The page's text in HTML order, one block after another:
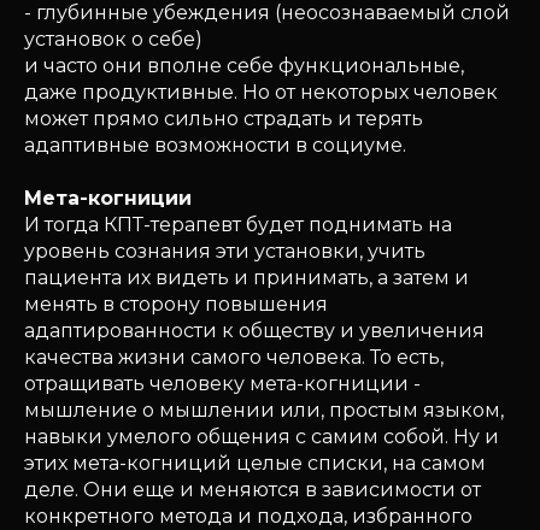
- глубинные убеждения (неосознаваемый слой
установок о себе)
и часто они вполне себе функциональные,
даже продуктивные. Но от некоторых человек
может прямо сильно страдать и терять
адаптивные возможности в социуме.
Мета-когниции
И тогда КПТ-терапевт будет поднимать на
уровень сознания эти установки, учить
пациента их видеть и принимать, а затем и
менять в сторону повышения
адаптированности к обществу и увеличения
качества жизни самого человека. То есть,
отращивать человеку мета-когниции -
мышление о мышлении или, простым языком,
навыки умелого общения с самим собой. Ну и
этих мета-когниций целые списки, на самом
деле. Они еще и меняются в зависимости от
конкретного метода и подхода, избранного